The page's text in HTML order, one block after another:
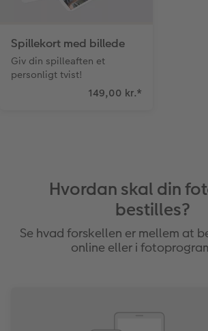
Spillekort med billede
Giv din spilleaften et
personligt tvist!
149,00 kr.*
Hvordan skal din
bestilles?
Se hvad forskellen er mellem at
online eller i